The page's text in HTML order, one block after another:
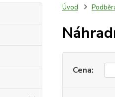
Úvod
Cena: